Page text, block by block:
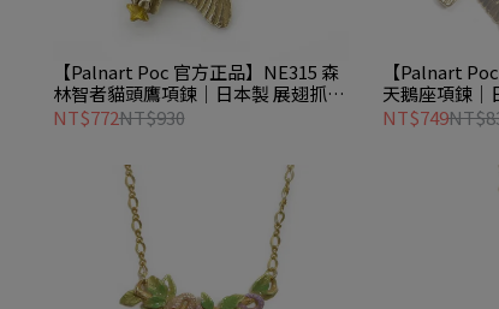
【Palnart Poc 官方正品】NE315 森
林智者貓頭鷹項鍊｜日本製 展翅抓星
姿態與隱藏字母P Flying
NT$772NT$930
【Palnart
天鵝座項鍊｜
璨水鑽鑲嵌
NT$749